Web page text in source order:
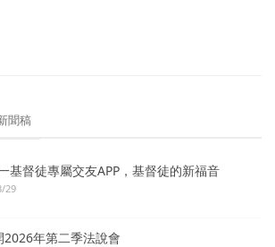
聞稿
基督徒專屬交友APP，基督徒的新福音
29
2026年第二季法說會